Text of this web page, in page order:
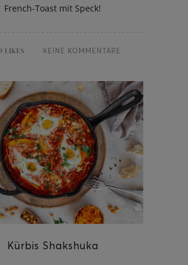
French-Toast mit Speck!
LIKES KEINE KOMMENTARE
Kürbis Shakshuka